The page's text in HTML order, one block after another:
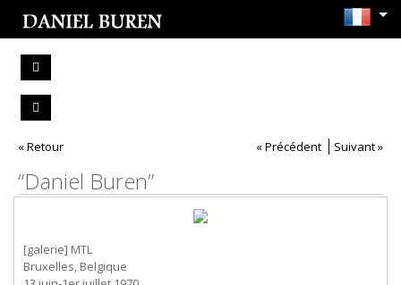
« Retour « Précédent Suivant »
“Daniel Buren”
[galerie] MTL
Bruxelles, Belgique